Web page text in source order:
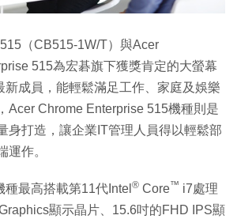
（CB515-1W/T）與Acer
515為宏碁旗下獲獎肯定的大螢幕
新成員，能輕鬆滿足工作、家庭及娛樂
Acer Chrome Enterprise 515機種則是
身打造，讓企業IT管理人員得以輕鬆部
運作。
最高搭載第11代Intel ® Core™ i7處理
顯示晶片、15.6吋的FHD IPS顯